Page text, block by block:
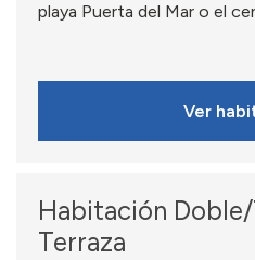
playa Puerta del Mar o el
Ver
Habitación
Terraza